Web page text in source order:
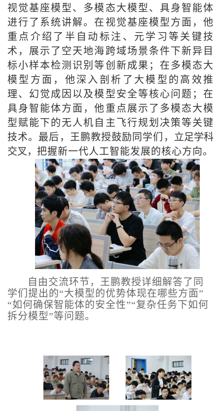
视觉基座模型、多模态大模型、具身智能体
进行了系统讲解。在视觉基座模型方面，他
重点介绍了半自动标注、元学习等关键技
术，展示了空天地海跨域场景条件下新异目
标小样本检测识别等创新成果；在多模态大
模型方面，他深入剖析了大模型的高效推
理、幻觉成因以及模型安全等核心问题；在
具身智能体方面，他重点展示了多模态大模
型赋能下的无人机自主飞行规划决策等关键
技术。最后，王鹏教授鼓励同学们，
立足学科
交叉， 把握新一代人工智能发展的核心方向。
自由交流环节，王鹏教授详细解答了同
学们提出的“大模型的优势体现在哪些方面”
“如何确保智能体的安全性”“复杂任务下如何
拆分模型”等问题。